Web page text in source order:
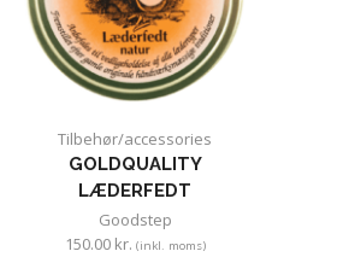
Tilbehør/accessories
GOLDQUALITY
LÆDERFEDT
Goodstep
150.00 kr. (inkl. moms)